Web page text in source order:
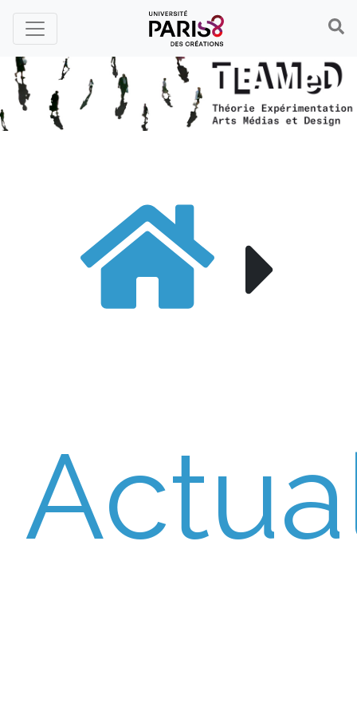
Panneau de gestion des cookies